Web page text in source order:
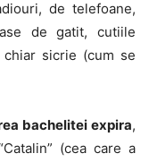
de telefoane,
de gatit, cutiile
sicrie (cum se
bachelitei expira,
(cea care a